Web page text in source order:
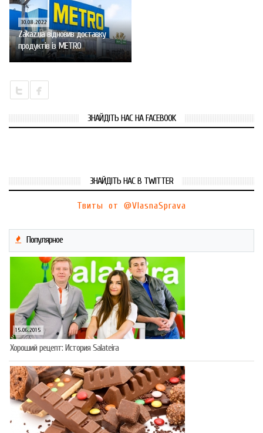
30.08.2022
Zakaz.ua відновив доставку
продуктів із МЕТRО
ЗНАЙДІТЬ НАС НА FACEBOOK
ЗНАЙДІТЬ НАС В TWITTER
Твиты от @VlasnaSprava
Популярное
15.06.2015
Хороший рецепт: История Salateira